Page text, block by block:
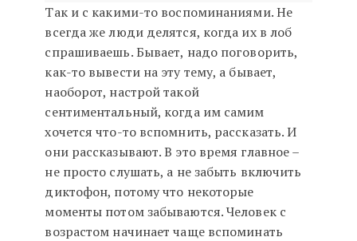
Так и с какими-то воспоминаниями. Не
всегда же люди делятся, когда их в лоб
спрашиваешь. Бывает, надо поговорить,
как-то вывести на эту тему, а бывает,
наоборот, настрой такой
сентиментальный, когда им самим
хочется что-то вспомнить, рассказать. И
они рассказывают. В это время главное –
не просто слушать, а не забыть включить
диктофон, потому что некоторые
моменты потом забываются. Человек с
возрастом начинает чаще вспоминать